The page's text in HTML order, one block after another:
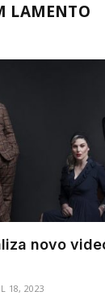
LAMENTO
novo
18, 2023